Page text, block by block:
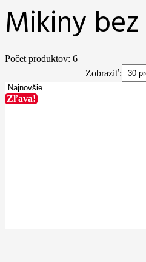
Mikiny
Počet produktov: 6
Zobraziť:
Zľava!